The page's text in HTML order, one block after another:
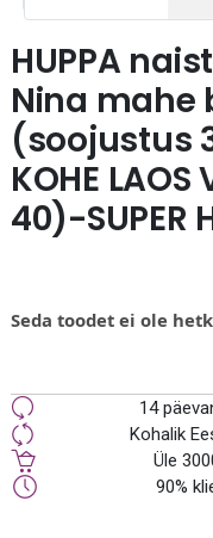
HUPPA
Nina mahe
(soojustus
KOHE
40)-SUPER
Seda toodet ei ole
14
Kohalik
Üle
90%